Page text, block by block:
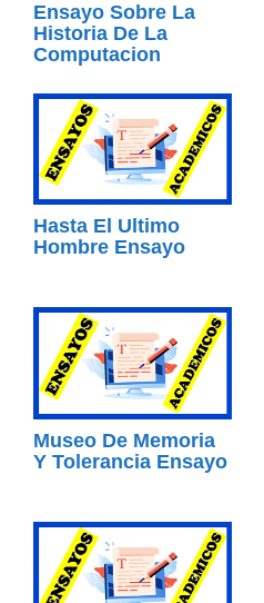
Ensayo Sobre La
Historia De La
Computacion
Hasta El Ultimo
Hombre Ensayo
Museo De Memoria
Y Tolerancia Ensayo